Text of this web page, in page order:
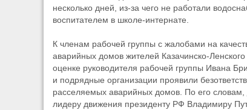
несколько дней, из-за чего не работали
воспитателем в школе-интернате.
К членам рабочей группы с жалобами на
аварийных домов жителей Казачинско-
оценке руководителя рабочей группы Ивана
и подрядные организации проявили
расселяемых аварийных домов. По его
лидеру движения президенту РФ Владимиру